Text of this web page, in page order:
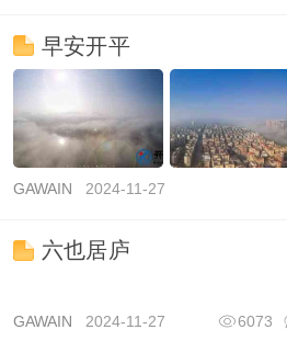
早安开平
GAWAIN 2024-11-27
六也居庐
GAWAIN 2024-11-27 6073